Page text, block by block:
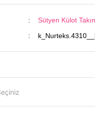
Sütyen Külot